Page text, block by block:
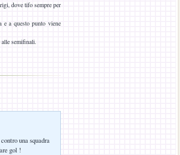
dove tifo sempre per
e a questo punto viene
semifinali.
una squadra
gol !